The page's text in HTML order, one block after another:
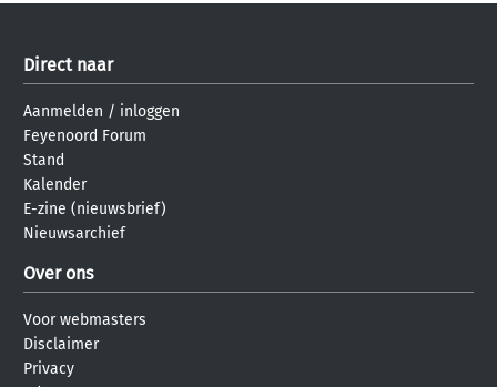
Direct naar
Aanmelden / inloggen
Feyenoord Forum
Stand
Kalender
E-zine (nieuwsbrief)
Nieuwsarchief
Over ons
Voor webmasters
Disclaimer
Privacy